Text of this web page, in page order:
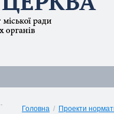
Головна / Проекти